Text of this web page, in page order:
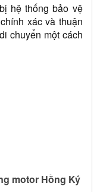
hệ thống bảo vệ
xác và thuận
chuyển một cách
motor Hồng Ký